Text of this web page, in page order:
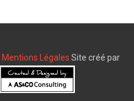
Mentions Légales Site créé par